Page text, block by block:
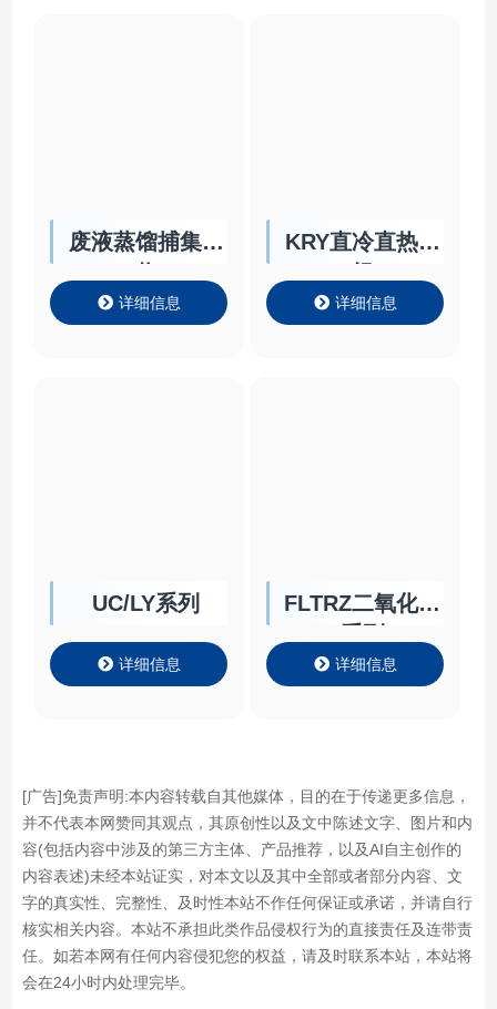
废液蒸馏捕集回
详细信息
KRY直冷直热机
详细信息
UC/LY系列
详细信息
FLTRZ二氧化碳
详细信息
[广告]免责声明:本内容转载自其他媒体，目的在于传递更多信息，
并不代表本网赞同其观点，其原创性以及文中陈述文字、图片和内
容(包括内容中涉及的第三方主体、产品推荐，以及AI自主创作的
内容表述)未经本站证实，对本文以及其中全部或者部分内容、文
字的真实性、完整性、及时性本站不作任何保证或承诺，并请自行
核实相关内容。本站不承担此类作品侵权行为的直接责任及连带责
任。如若本网有任何内容侵犯您的权益，请及时联系本站，本站将
会在24小时内处理完毕。